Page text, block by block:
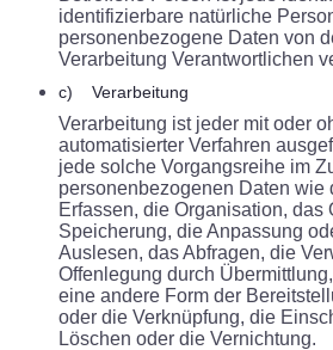
identifizierbare natürliche
personenbezogene Daten von
Verarbeitung Verantwortlichen
c) Verarbeitung
Verarbeitung ist jeder mit oder
automatisierter Verfahren
jede solche Vorgangsreihe im
personenbezogenen Daten wie
Erfassen, die Organisation, das
Speicherung, die Anpassung
Auslesen, das Abfragen, die
Offenlegung durch
eine andere Form der
oder die Verknüpfung, die
Löschen oder die Vernichtung.